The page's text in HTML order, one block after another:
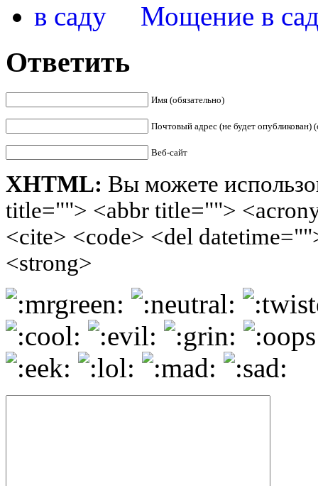
Мощение в
Ответить
Имя (обязательно)
Почтовый адрес (не будет опубликован)
Веб-сайт
XHTML: Вы можете
title=""> <abbr title="">
<cite> <code> <del
<strong>